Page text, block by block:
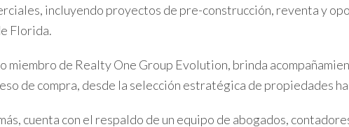
antes de decidir qué tipo de alquiler es mejor para tu propiedad.
CON AIRBNB
mediante Airbnb. Con una ocupación promedio del 75% durante el
incluyendo proyectos de pre-construcción, reventa y
Florida.
miembro de Realty One Group Evolution, brinda
de compra, desde la selección estratégica de propiedades
cuenta con el respaldo de un equipo de abogados,